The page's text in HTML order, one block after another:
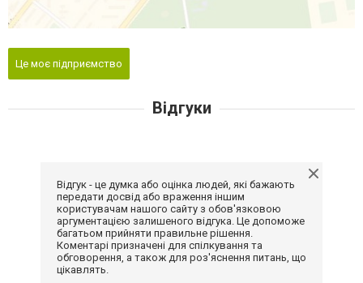
Це моє підприємство
Відгуки
Відгук - це думка або оцінка людей, які бажають
передати досвід або враження іншим
користувачам нашого сайту з обов'язковою
аргументацією залишеного відгука. Це допоможе
багатьом прийняти правильне рішення.
Коментарі призначені для спілкування та
обговорення, а також для роз'яснення питань, що
цікавлять.